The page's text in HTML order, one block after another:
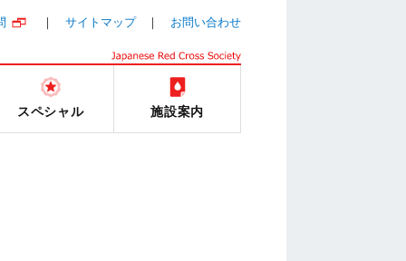
サイトマップ お問い合わせ
スペシャル 施設案内